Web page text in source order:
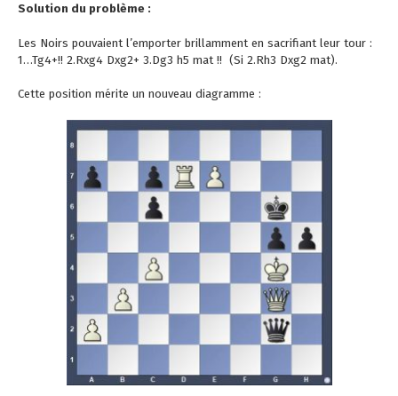
Solution du problème :
Les Noirs pouvaient l’emporter brillamment en sacrifiant leur tour :
1…Tg4+!! 2.Rxg4 Dxg2+ 3.Dg3 h5 mat !! (Si 2.Rh3 Dxg2 mat).
Cette position mérite un nouveau diagramme :